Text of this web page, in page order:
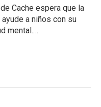
Cache espera que la
a niños con su
mental.…